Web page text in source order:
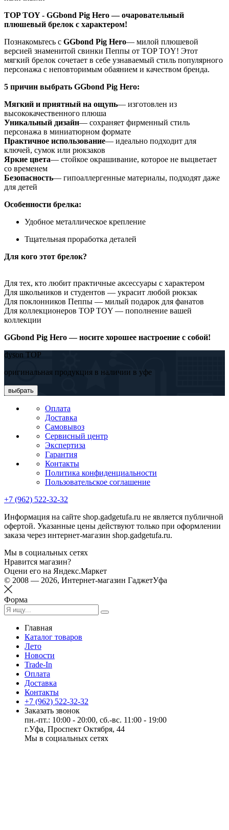
TOP TOY - GGbond Pig Hero — очаровательный
плюшевый брелок с характером!
Познакомьтесь с GGbond Pig Hero— милой плюшевой
версией знаменитой свинки Пеппы от TOP TOY! Этот
мягкий брелок сочетает в себе узнаваемый стиль популярного
персонажа с неповторимым обаянием и качеством бренда.
5 причин выбрать GGbond Pig Hero:
Мягкий и приятный на ощупь— изготовлен из
высококачественного плюша
Уникальный дизайн— сохраняет фирменный стиль
персонажа в миниатюрном формате
Практичное использование— идеально подходит для
ключей, сумок или рюкзаков
Яркие цвета— стойкое окрашивание, которое не выцветает
со временем
Безопасность— гипоаллергенные материалы, подходят даже
для детей
Особенности брелка:
Удобное металлическое крепление
Тщательная проработка деталей
Для кого этот брелок?
Для тех, кто любит практичные аксессуары с характером
Для школьников и студентов — украсит любой рюкзак
Для поклонников Пеппы — милый подарок для фанатов
Для коллекционеров TOP TOY — пополнение вашей
коллекции
GGbond Pig Hero — носите хорошее настроение с собой!
dyson TOP
оригинальная продукция в наличии в уфе
выбрать
Оплата
Доставка
Самовывоз
Сервисный центр
Экспертиза
Гарантия
Контакты
Политика конфиденциальности
Пользовательское соглашение
+7 (962) 522-32-32
Информация на сайте shop.gadgetufa.ru не является публичной
офертой. Указанные цены действуют только при оформлении
заказа через интернет-магазин shop.gadgetufa.ru.
Мы в социальных сетях
Нравится магазин?
Оцени его на Яндекс.Маркет
© 2008 — 2026, Интернет-магазин ГаджетУфа
Форма
Главная
Каталог товаров
Лето
Новости
Trade-In
Оплата
Доставка
Контакты
+7 (962) 522-32-32
Заказать звонок
пн.-пт.: 10:00 - 20:00, сб.-вс. 11:00 - 19:00
г.Уфа, Проспект Октября, 44
Мы в социальных сетях